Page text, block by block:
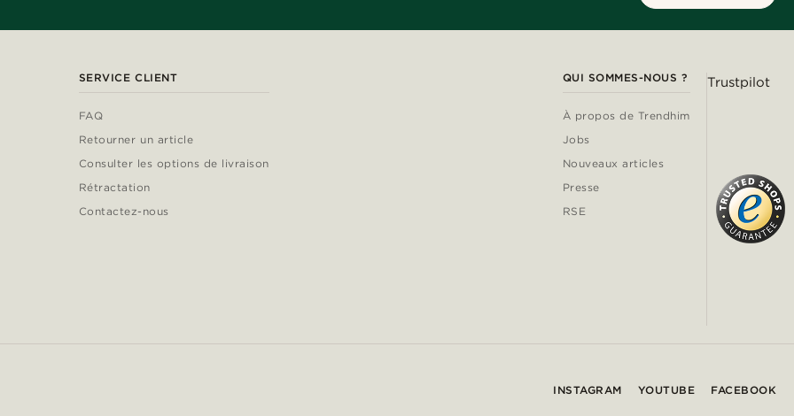
SERVICE CLIENT
FAQ
Retourner un article
Consulter les options de livraison
Rétractation
Contactez-nous
QUI SOMMES-NOUS ?
À propos de Trendhim
Jobs
Nouveaux articles
Presse
RSE
Trustpilot
INSTAGRAM YOUTUBE FACEBOOK